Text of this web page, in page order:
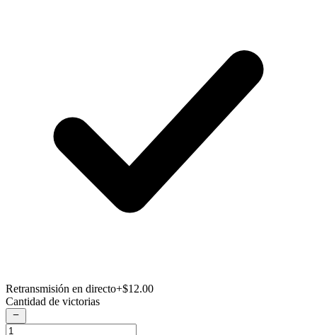
Retransmisión en directo+$12.00
Cantidad de victorias